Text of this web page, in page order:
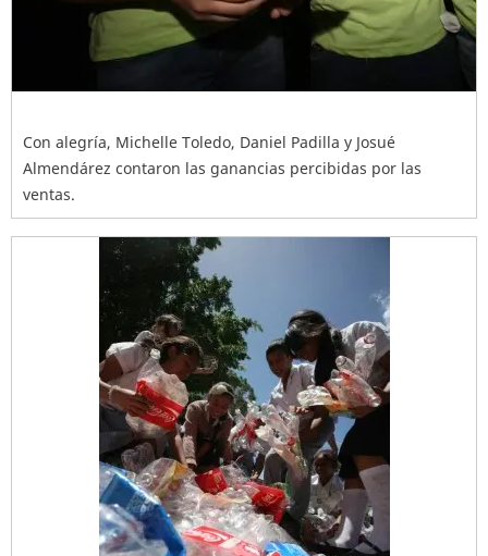
Con alegría, Michelle Toledo, Daniel Padilla y Josué
Almendárez contaron las ganancias percibidas por las
ventas.